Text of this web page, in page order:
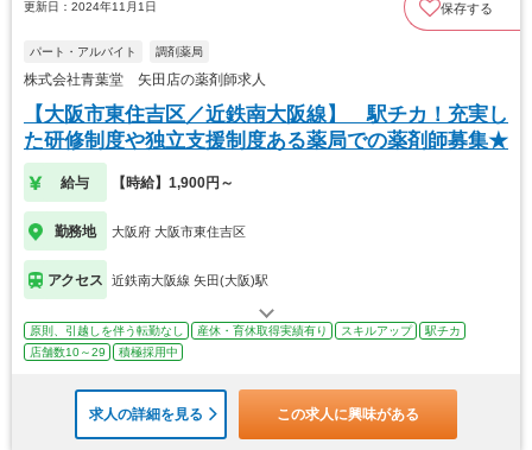
更新日：2024年11月1日 保存する
パート・アルバイト 調剤薬局
株式会社青葉堂 矢田店の薬剤師求人
【大阪市東住吉区／近鉄南大阪線】 駅チカ！充実し
た研修制度や独立支援制度ある薬局での薬剤師募集★
給与 【時給】1,900円～
勤務地 大阪府 大阪市東住吉区
アクセス 近鉄南大阪線 矢田(大阪)駅
原則、引越しを伴う転勤なし 産休・育休取得実績有り スキルアップ
駅チカ
店舗数10～29
積極採用中
求人の詳細を見る この求人に興味がある